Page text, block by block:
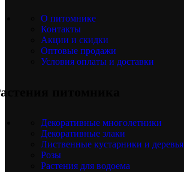
О питомнике
Контакты
Акции и скидки
Оптовые продажи
Условия оплаты и доставки
питомника
Декоративные многолетники
Декоративные злаки
Лиственные кустарники и деревья
Розы
Растения для водоема